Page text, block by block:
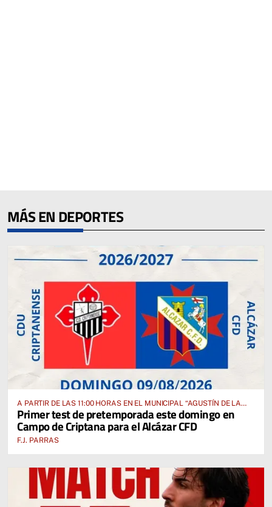
MÁS EN DEPORTES
A PARTIR DE LAS 11:00 HORAS EN EL MUNICIPAL “AGUSTÍN DE LA
FUENTE” ANTE EL CUD CRIPTANENSE
Primer test de pretemporada este domingo en
Campo de Criptana para el Alcázar CFD
F.J. PARRAS